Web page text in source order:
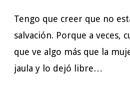
Tengo que creer que no
salvación. Porque a veces,
que ve algo más que la
jaula y lo dejó libre…